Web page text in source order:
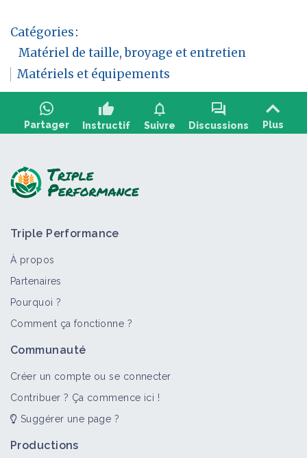
Catégories:
Matériel de taille, broyage et entretien
Matériels et équipements
Partager
thumb_up
Instructif
notifications
Suivre
forum
Discussions Plus
Triple Performance
À propos
Partenaires
Pourquoi ?
Comment ça fonctionne ?
Communauté
Créer un compte ou se connecter
Contribuer ? Ça commence ici !
Suggérer une page ?
Productions